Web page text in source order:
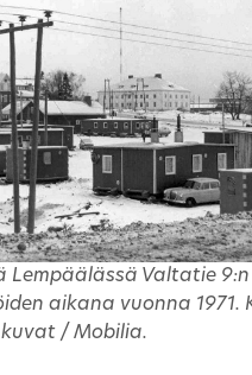
Lempäälässä Valtatie 9:n
aikana vuonna 1971.
/ Mobilia.